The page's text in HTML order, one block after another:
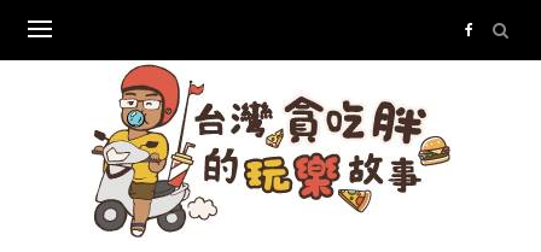
content